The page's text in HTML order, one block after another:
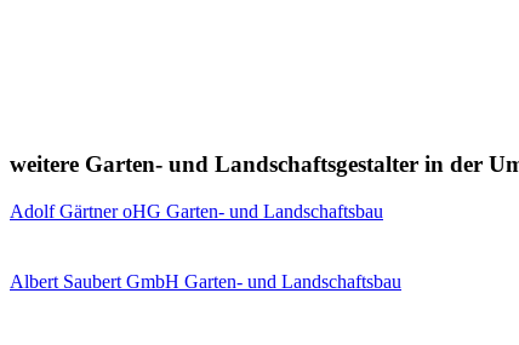
weitere Garten- und Landschaftsgestalter in der
Adolf Gärtner oHG Garten- und Landschaftsbau
Albert Saubert GmbH Garten- und Landschaftsbau